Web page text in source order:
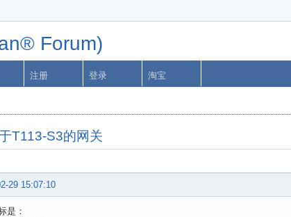
Forum)
注册 登录 淘宝
T113-S3的网关
29 15:07:10
是：